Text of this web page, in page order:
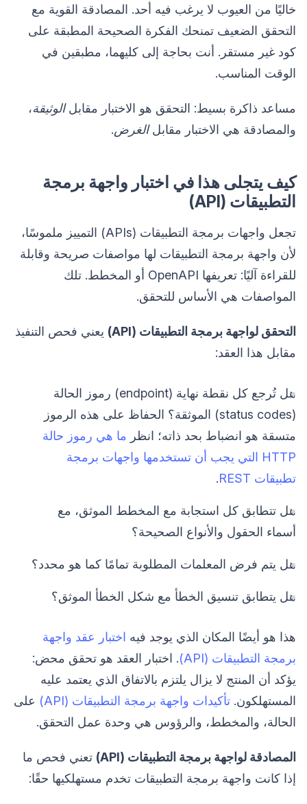
خاليًا من العيوب لا يرغب فيه أحد. المصادقة القوية مع
التحقق الضعيف تمنحك الفكرة الصحيحة المطبقة على
كود غير مستقر. أنت بحاجة إلى كليهما، مطبقين في
الوقت المناسب.
مساعد ذاكرة بسيط: التحقق هو الاختبار مقابلالوثيقة،
والمصادقة هي الاختبار مقابلالغرض.
كيف يتجلى هذا في اختبار واجهة برمجة
التطبيقات (API)
تجعل واجهات برمجة التطبيقات (APIs) التمييز ملموسًا،
لأن واجهة برمجة التطبيقات لها مواصفات صريحة وقابلة
للقراءة آليًا: تعريفها OpenAPI أو المخطط. تلك
المواصفات هي الأساس للتحقق.
التحقق لواجهة برمجة التطبيقات (API)
يعني فحص التنفيذ
مقابل هذا العقد:
هل تُرجع كل نقطة نهاية (endpoint) رموز الحالة
(status codes) الموثقة؟ الحفاظ على هذه الرموز
متسقة هو انضباط بحد ذاته؛ انظر ما هي رموز حالة
HTTP التي يجب أن تستخدمها واجهات برمجة
تطبيقات REST
.
هل تتطابق كل استجابة مع المخطط الموثق، مع
أسماء الحقول والأنواع الصحيحة؟
هل يتم فرض المعلمات المطلوبة تمامًا كما هو محدد؟
هل يتطابق تنسيق الخطأ مع شكل الخطأ الموثق؟
هذا هو أيضًا المكان الذي يوجد فيه اختبار عقد واجهة
برمجة التطبيقات (API)
. اختبار العقد هو تحقق محض:
يؤكد أن المنتج لا يزال يلتزم بالاتفاق الذي يعتمد عليه
المستهلكون. تأكيدات واجهة برمجة التطبيقات (API)
على
الحالة، والمخطط، والرؤوس هي وحدة عمل التحقق.
المصادقة لواجهة برمجة التطبيقات (API)
تعني فحص ما
إذا كانت واجهة برمجة التطبيقات تخدم مستهلكيها حقًا: